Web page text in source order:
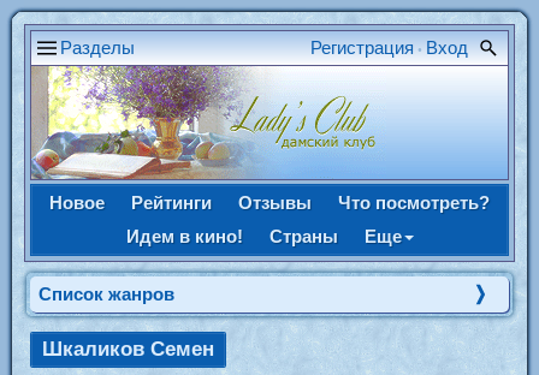
Разделы Регистрация • Вход
Новое Рейтинги Отзывы
Что посмотреть?
Идем в кино!
Страны Еще
Список жанров
Шкаликов Семен